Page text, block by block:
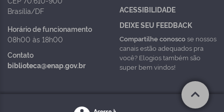
Brasília/DF
Horário de funcionamento
08h00 às 18h00
Contato
biblioteca@enap.gov.br
ACESSIBILIDADE
DEIXE SEU FEEDBACK
Compartilhe conoscose nossos
canais estão adequados pra
você? Elogios também são
super bem vindos!